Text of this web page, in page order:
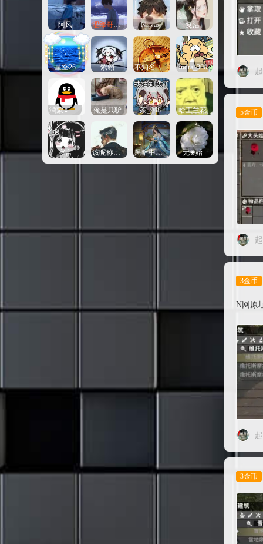
阿风 涩郎哥哥丶 Nirvas 复活
星空26 紫翎 不知名的鱼 Indra_300
鸿蒙♀道主 俺是只驴 茶_948 哈王兰花
寂言 该昵称为空 黑暗中的幽灵 无❀始
5金币
3金币
N网原
3金币